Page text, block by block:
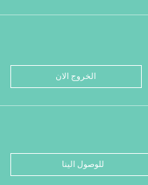
الخروج الان
للوصول الينا